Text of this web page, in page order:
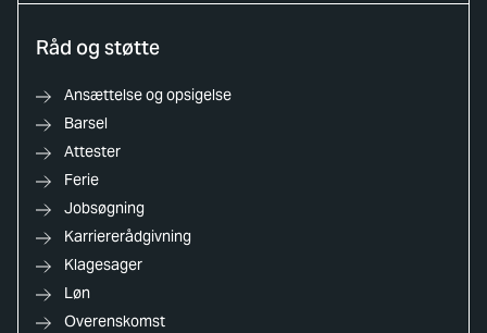
Råd og støtte
Ansættelse og opsigelse
Barsel
Attester
Ferie
Jobsøgning
Karriererådgivning
Klagesager
Løn
Overenskomst